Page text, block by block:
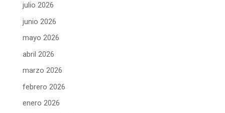
julio 2026
junio 2026
mayo 2026
abril 2026
marzo 2026
febrero 2026
enero 2026